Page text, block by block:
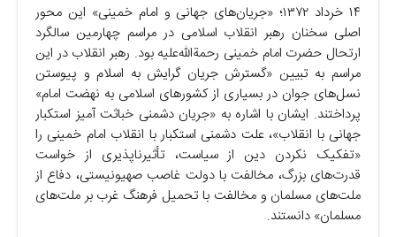
۱۴ خرداد ۱۳۷۲؛ «جریان‌های جهانی و امام خمینی» این محور
اصلی سخنان رهبر انقلاب اسلامی در مراسم چهارمین سالگرد
ارتحال حضرت امام خمینی رحمةالله‌علیه بود. رهبر انقلاب در این
مراسم به تبیین «گسترش جریان گرایش به اسلام و پیوستن
نسل‌های جوان در بسیاری از کشور‌های اسلامی به نهضت امام»
پرداختند. ایشان با اشاره به «جریان دشمنی خباثت آمیز استکبار
جهانی با انقلاب»، علت دشمنی استکبار با انقلاب امام خمینی را
«تفکیک نکردن دین از سیاست، تأثیرناپذیری از خواست
قدرت‌های بزرگ، مخالفت با دولت غاصب صهیونیستی، دفاع از
ملت‌های مسلمان و مخالفت با تحمیل فرهنگ غرب بر ملت‌های
مسلمان» دانستند.